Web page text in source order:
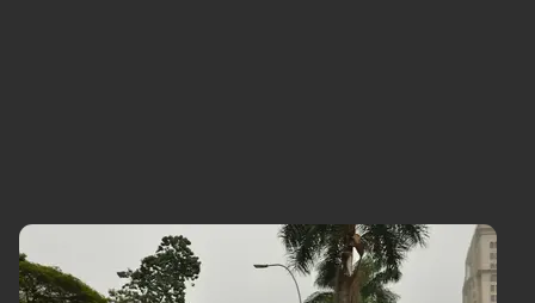
Agronegócios
Brasil
Comportamento
Cultura
Meio Ambiente
Podcast